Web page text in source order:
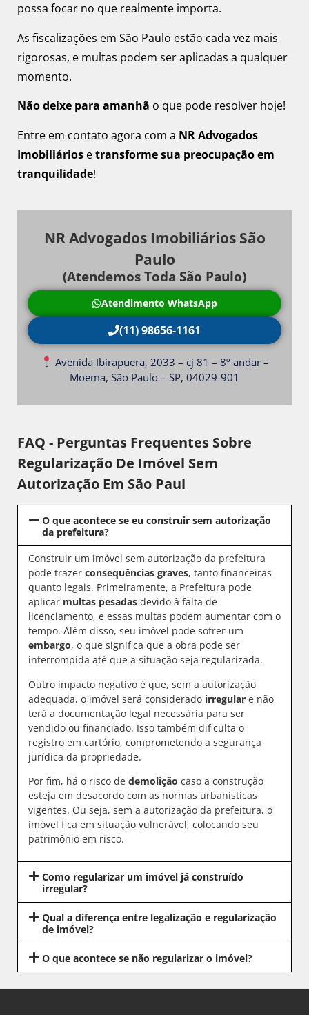
possa focar no que realmente importa.
As fiscalizações em São Paulo estão cada vez mais
rigorosas, e multas podem ser aplicadas a qualquer
momento.
Não deixe para amanhã o que pode resolver hoje!
Entre em contato agora com a NR Advogados
Imobiliários etransforme sua preocupação em
tranquilidade!
NR Advogados Imobiliários São
Paulo
(Atendemos Toda São Paulo)
Atendimento WhatsApp
(11) 98656-1161
Avenida Ibirapuera, 2033 – cj 81 – 8º andar –
Moema, São Paulo – SP, 04029-901
FAQ - Perguntas Frequentes Sobre
Regularização De Imóvel Sem
Autorização Em São Paul
O que acontece se eu construir sem autorização
da prefeitura?
Construir um imóvel sem autorização da prefeitura
pode trazer consequências graves, tanto financeiras
quanto legais. Primeiramente, a Prefeitura pode
aplicar multas pesadas devido à falta de
licenciamento, e essas multas podem aumentar com o
tempo. Além disso, seu imóvel pode sofrer um
embargo, o que significa que a obra pode ser
interrompida até que a situação seja regularizada.
Outro impacto negativo é que, sem a autorização
adequada, o imóvel será considerado irregular e não
terá a documentação legal necessária para ser
vendido ou financiado. Isso também dificulta o
registro em cartório, comprometendo a segurança
jurídica da propriedade.
Por fim, há o risco de demolição caso a construção
esteja em desacordo com as normas urbanísticas
vigentes. Ou seja, sem a autorização da prefeitura, o
imóvel fica em situação vulnerável, colocando seu
patrimônio em risco.
Como regularizar um imóvel já construído
irregular?
Qual a diferença entre legalização e regularização
de imóvel?
O que acontece se não regularizar o imóvel?